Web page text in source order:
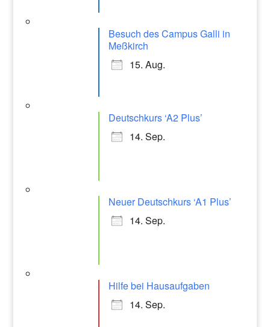
Besuch des Campus Galli in
Meßkirch
15. Aug.
Deutschkurs ‘A2 Plus’
14. Sep.
Neuer Deutschkurs ‘A1 Plus’
14. Sep.
Hilfe bei Hausaufgaben
14. Sep.